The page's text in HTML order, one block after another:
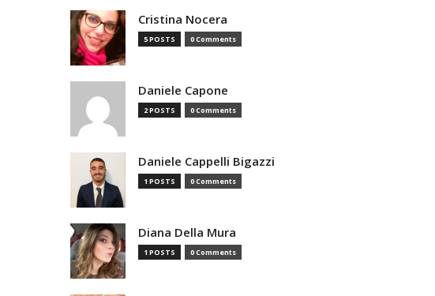
Cristina Nocera
5 POSTS 0 Comments
Daniele Capone
2 POSTS 0 Comments
Daniele Cappelli Bigazzi
1 POSTS 0 Comments
Diana Della Mura
1 POSTS 0 Comments